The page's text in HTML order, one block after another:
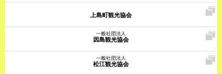
上島町観光協会
一般社団法人
因島観光協会
一般社団法人
松江観光協会